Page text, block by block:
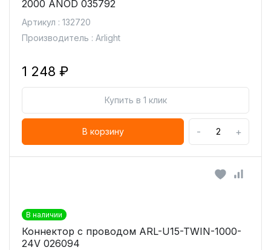
2000 ANOD 035792
Артикул : 132720
Производитель : Arlight
1 248 ₽
Купить в 1 клик
В корзину - +
В наличии
Коннектор с проводом ARL-U15-TWIN-1000-
24V 026094